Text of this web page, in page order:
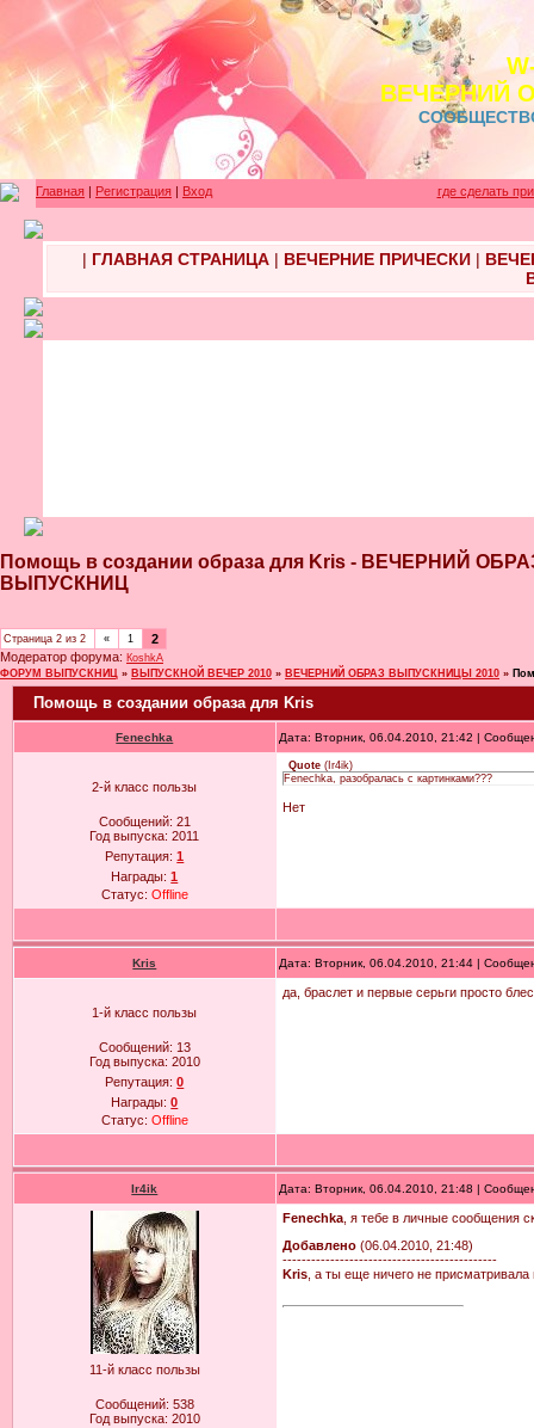
ВЕЧЕРНИЙ
Главная | Регистрация | Вход где сделать
| ГЛАВНАЯ СТРАНИЦА| ВЕЧЕРНИЕ ПРИЧЕСКИ|
Помощь в создании образа для Kris - ВЕЧЕРНИЙ
ВЫПУСКНИЦ
Страница 2 из 2 « 1
2
Модератор форума: КoshkA
ФОРУМ ВЫПУСКНИЦ » ВЫПУСКНОЙ ВЕЧЕР 2010 » ВЕЧЕРНИЙ ОБРАЗ ВЫПУСКНИЦЫ 2010 »
Помощь в создании образа для Kris
Fenechka Дата: Вторник, 06.04.2010, 21:42 |
2-й класс пользы
Сообщений: 21
Год выпуска:2011
Репутация:1
Награды:1
Статус: Offline
Quote(Ir4ik)
Fenechka, разобралась с картинками???
Нет
Kris Дата: Вторник, 06.04.2010, 21:44 |
1-й класс пользы
Сообщений: 13
Год выпуска: 2010
Репутация:0
Награды:0
Статус: Offline
да, браслет и первые серьги просто
Ir4ik Дата: Вторник, 06.04.2010, 21:48 |
11-й класс пользы
Сообщений: 538
Год выпуска: 2010
Fenechka, я тебе в личные сообщения
Добавлено(06.04.2010, 21:48)
---------------------------------------------
Kris, а ты еще ничего не присматривала